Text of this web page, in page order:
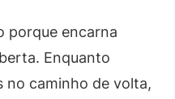
porque encarna
Enquanto
no caminho de volta,